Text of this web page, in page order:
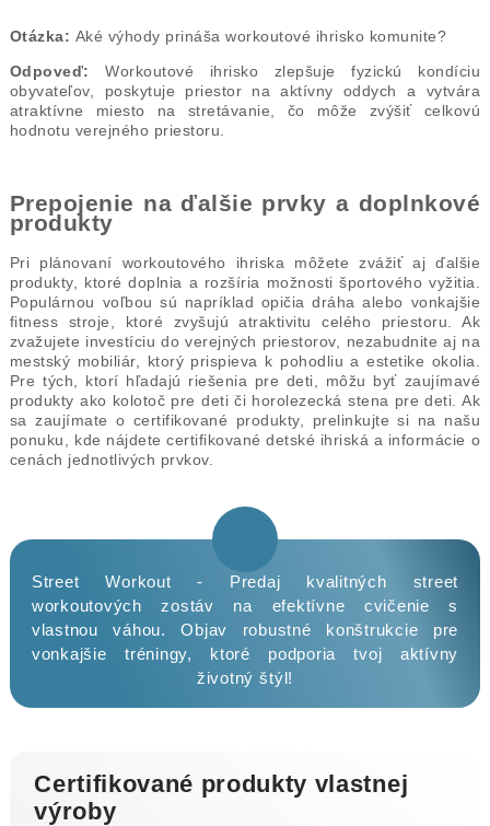
Otázka: Aké výhody prináša workoutové ihrisko komunite?
Odpoveď:
Workoutové ihrisko zlepšuje fyzickú kondíciu
obyvateľov, poskytuje priestor na aktívny oddych a vytvára
atraktívne miesto na stretávanie, čo môže zvýšiť celkovú
hodnotu verejného priestoru.
Prepojenie na ďalšie prvky a doplnkové
produkty
Pri plánovaní workoutového ihriska môžete zvážiť aj ďalšie
produkty, ktoré doplnia a rozšíria možnosti športového vyžitia.
Populárnou voľbou sú napríklad opičia dráha alebo vonkajšie
fitness stroje, ktoré zvyšujú atraktivitu celého priestoru. Ak
zvažujete investíciu do verejných priestorov, nezabudnite aj na
mestský mobiliár, ktorý prispieva k pohodliu a estetike okolia.
Pre tých, ktorí hľadajú riešenia pre deti, môžu byť zaujímavé
produkty ako kolotoč pre deti či horolezecká stena pre deti. Ak
sa zaujímate o certifikované produkty, prelinkujte si na našu
ponuku, kde nájdete certifikované detské ihriská a informácie o
cenách jednotlivých prvkov.
Street Workout - Predaj kvalitných street
workoutových zostáv na efektívne cvičenie s
vlastnou váhou. Objav robustné konštrukcie pre
vonkajšie tréningy, ktoré podporia tvoj aktívny
životný štýl!
Certifikované produkty vlastnej
výroby